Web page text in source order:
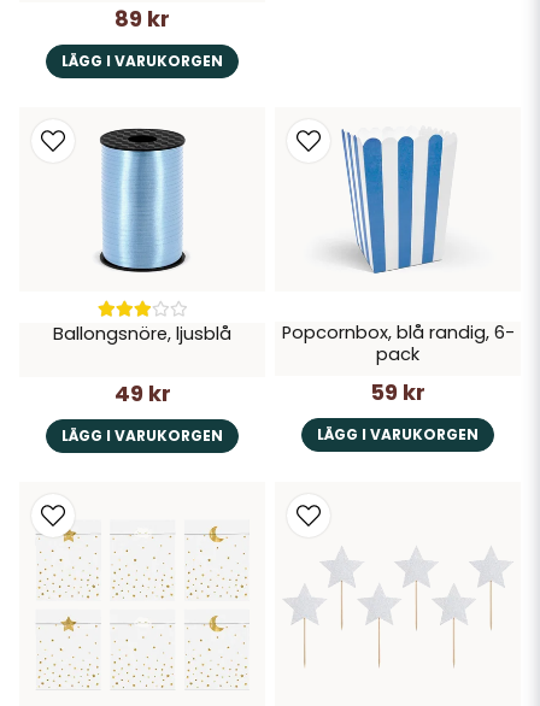
89 kr
LÄGG I VARUKORGEN
Ballongsnöre, ljusblå
49 kr
LÄGG I VARUKORGEN
Popcornbox, blå randig, 6-
pack
59 kr
LÄGG I VARUKORGEN